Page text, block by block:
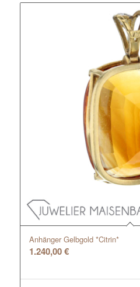
Anhänger Gelbgold *Citrin*
1.240,00€